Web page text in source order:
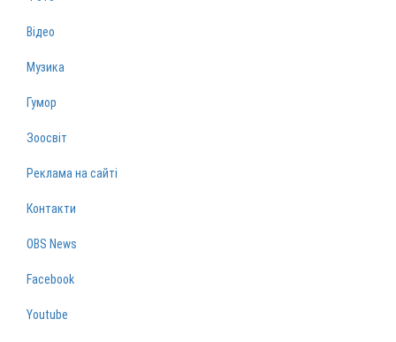
Відео
Музика
Гумор
Зоосвіт
Реклама на сайті
Контакти
OBS News
Facebook
Youtube